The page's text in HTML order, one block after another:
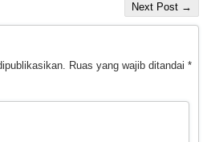
Next Post →
Ruas yang wajib ditandai *